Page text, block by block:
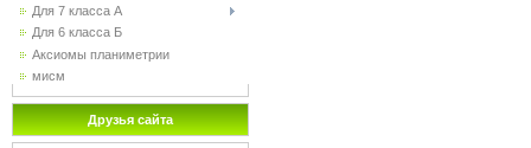
Для 7 класса А
Для 6 класса Б
Аксиомы планиметрии
мисм
Друзья сайта